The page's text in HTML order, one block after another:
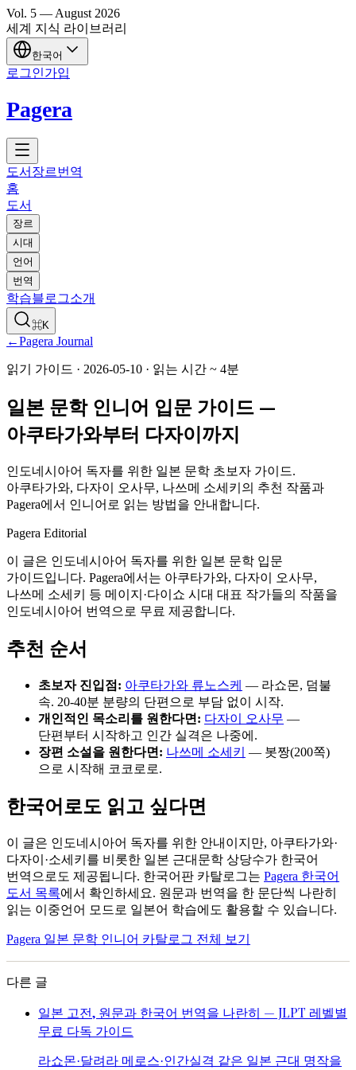
Vol. 5 — August 2026
세계 지식 라이브러리
한국어
로그인가입
Pagera
도서 장르번역
홈
도서
장르
시대
언어
번역
학습블로그소개
⌘K
←Pagera Journal
읽기 가이드 · 2026-05-10 · 읽는 시간 ~ 4분
일본 문학 인니어 입문 가이드 —
아쿠타가와부터 다자이까지
인도네시아어 독자를 위한 일본 문학 초보자 가이드.
아쿠타가와, 다자이 오사무, 나쓰메 소세키의 추천 작품과
Pagera에서 인니어로 읽는 방법을 안내합니다.
Pagera Editorial
이 글은 인도네시아어 독자를 위한 일본 문학 입문
가이드입니다. Pagera에서는 아쿠타가와, 다자이 오사무,
나쓰메 소세키 등 메이지·다이쇼 시대 대표 작가들의 작품을
인도네시아어 번역으로 무료 제공합니다.
추천 순서
초보자 진입점: 아쿠타가와 류노스케 — 라쇼몬, 덤불
속. 20-40분 분량의 단편으로 부담 없이 시작.
개인적인 목소리를 원한다면: 다자이 오사무 —
단편부터 시작하고 인간 실격은 나중에.
장편 소설을 원한다면: 나쓰메 소세키
— 봇짱(200쪽)
으로 시작해 코코로로.
한국어로도 읽고 싶다면
이 글은 인도네시아어 독자를 위한 안내이지만, 아쿠타가와·
다자이·소세키를 비롯한 일본 근대문학 상당수가 한국어
번역으로도 제공됩니다. 한국어판 카탈로그는 Pagera 한국어
도서 목록에서 확인하세요. 원문과 번역을 한 문단씩 나란히
읽는 이중언어 모드로 일본어 학습에도 활용할 수 있습니다.
Pagera 일본 문학 인니어 카탈로그 전체 보기
다른 글
일본 고전, 원문과 한국어 번역을 나란히 — JLPT 레벨별
무료 다독 가이드
라쇼몬·달려라 메로스·인간실격 같은 일본 근대 명작을